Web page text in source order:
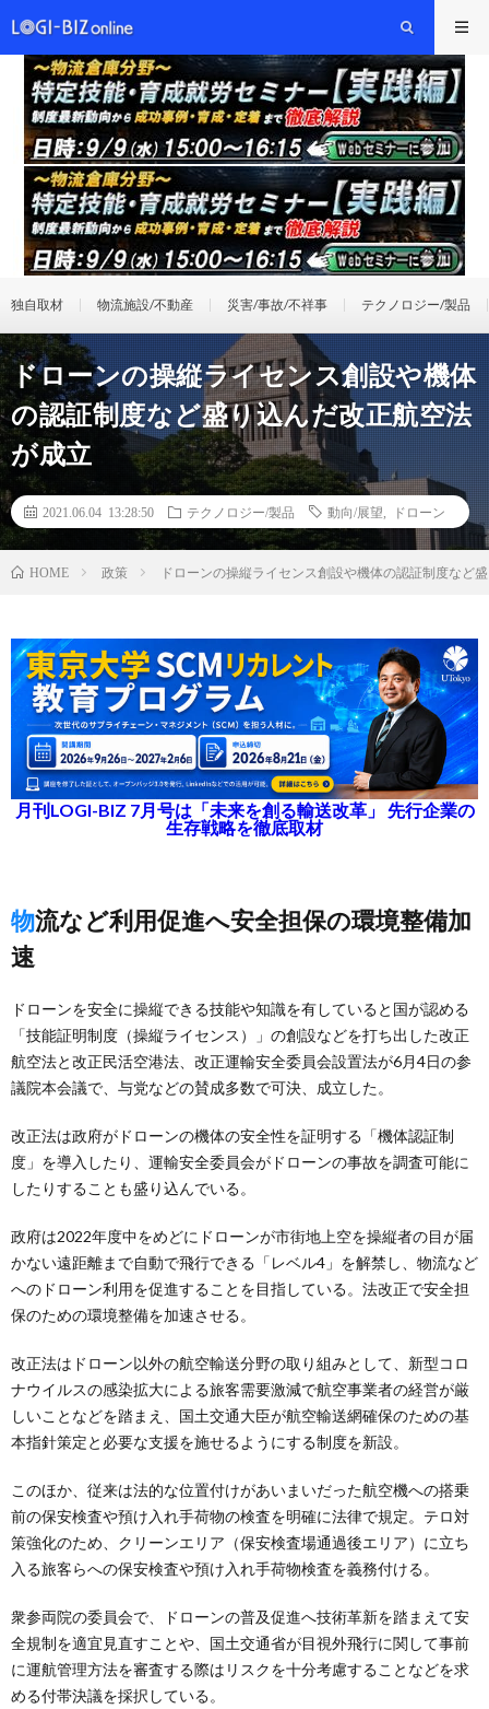
独自取材 物流施設/不動産 災害/事故/不祥事 テクノロジー/製品
ドローンの操縦ライセンス創設や機体
の認証制度など盛り込んだ改正航空法
が成立
2021.06.04 13:28:50 テクノロジー/製品 動向/展望 ドローン
HOME 政策 ドローンの操縦ライセンス創設や機体の認証制度など
月刊LOGI-BIZ 7月号は「未来を創る輸送改革」 先行企業の
生存戦略を徹底取材
物流など利用促進へ安全担保の環境整備加
速
ドローンを安全に操縦できる技能や知識を有していると国が認める
「技能証明制度（操縦ライセンス）」の創設などを打ち出した改正
航空法と改正民活空港法、改正運輸安全委員会設置法が6月4日の参
議院本会議で、与党などの賛成多数で可決、成立した。
改正法は政府がドローンの機体の安全性を証明する「機体認証制
度」を導入したり、運輸安全委員会がドローンの事故を調査可能に
したりすることも盛り込んでいる。
政府は2022年度中をめどにドローンが市街地上空を操縦者の目が届
かない遠距離まで自動で飛行できる「レベル4」を解禁し、物流など
へのドローン利用を促進することを目指している。法改正で安全担
保のための環境整備を加速させる。
改正法はドローン以外の航空輸送分野の取り組みとして、新型コロ
ナウイルスの感染拡大による旅客需要激減で航空事業者の経営が厳
しいことなどを踏まえ、国土交通大臣が航空輸送網確保のための基
本指針策定と必要な支援を施せるようにする制度を新設。
このほか、従来は法的な位置付けがあいまいだった航空機への搭乗
前の保安検査や預け入れ手荷物の検査を明確に法律で規定。テロ対
策強化のため、クリーンエリア（保安検査場通過後エリア）に立ち
入る旅客らへの保安検査や預け入れ手荷物検査を義務付ける。
衆参両院の委員会で、ドローンの普及促進へ技術革新を踏まえて安
全規制を適宜見直すことや、国土交通省が目視外飛行に関して事前
に運航管理方法を審査する際はリスクを十分考慮することなどを求
める付帯決議を採択している。